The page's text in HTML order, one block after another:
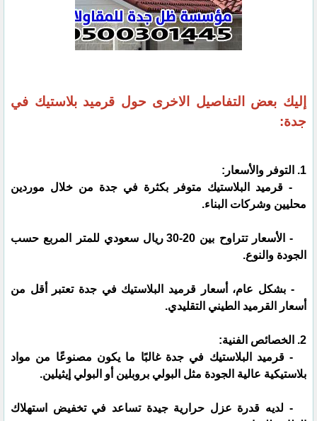
إليك بعض التفاصيل الاخرى حول قرميد بلاستيك في
جدة:
1. التوفر والأسعار:
- قرميد البلاستيك متوفر بكثرة في جدة من خلال موردين
محليين وشركات البناء.
- الأسعار تتراوح بين 20-30 ريال سعودي للمتر المربع حسب
الجودة والنوع.
- بشكل عام، أسعار قرميد البلاستيك في جدة تعتبر أقل من
أسعار القرميد الطيني التقليدي.
2. الخصائص الفنية:
- قرميد البلاستيك في جدة غالبًا ما يكون مصنوعًا من مواد
بلاستيكية عالية الجودة مثل البولي بروبلين أو البولي إيثيلين.
- لديه قدرة عزل حرارية جيدة تساعد في تخفيض استهلاك